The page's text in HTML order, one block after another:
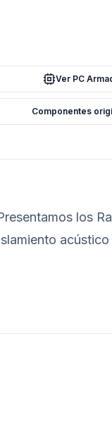
Ver PC
Componentes
los